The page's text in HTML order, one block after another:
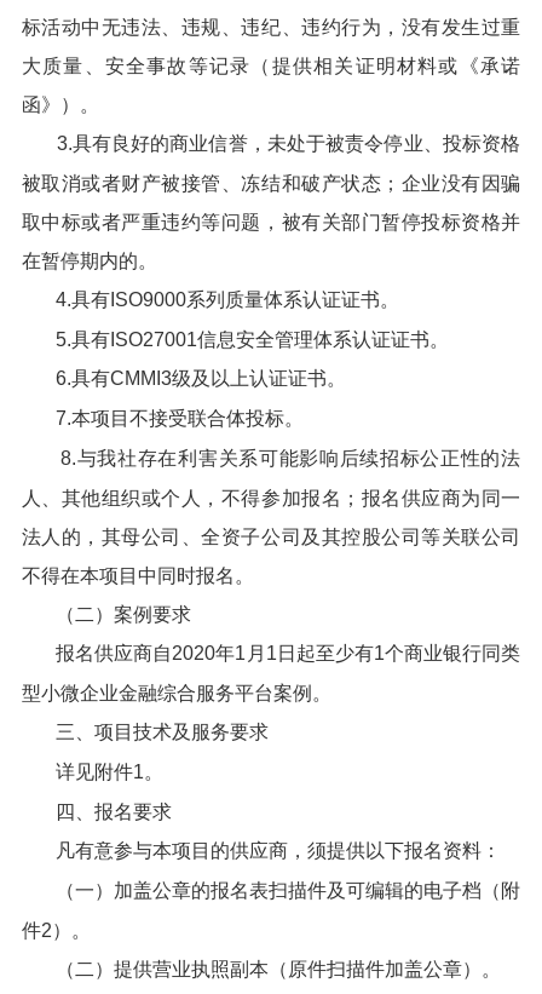
标活动中无违法、违规、违纪、违约行为，没有发生过重
大质量、安全事故等记录（提供相关证明材料或《承诺
函》）。
3.具有良好的商业信誉，未处于被责令停业、投标资格
被取消或者财产被接管、冻结和破产状态；企业没有因骗
取中标或者严重违约等问题，被有关部门暂停投标资格并
在暂停期内的。
4.具有ISO9000系列质量体系认证证书。
5.具有ISO27001信息安全管理体系认证证书。
6.具有CMMI3级及以上认证证书。
7.本项目不接受联合体投标。
8.与我社存在利害关系可能影响后续招标公正性的法
人、其他组织或个人，不得参加报名；报名供应商为同一
法人的，其母公司、全资子公司及其控股公司等关联公司
不得在本项目中同时报名。
（二）案例要求
报名供应商自2020年1月1日起至少有1个商业银行同类
型小微企业金融综合服务平台案例。
三、项目技术及服务要求
详见附件1。
四、报名要求
凡有意参与本项目的供应商，须提供以下报名资料：
（一）加盖公章的报名表扫描件及可编辑的电子档（附
件2）。
（二）提供营业执照副本（原件扫描件加盖公章）。